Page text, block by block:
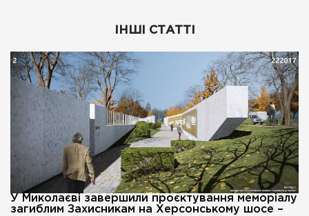
ІНШІ СТАТТІ
У Миколаєві завершили проєктування меморіалу
загиблим Захисникам на Херсонському шосе –